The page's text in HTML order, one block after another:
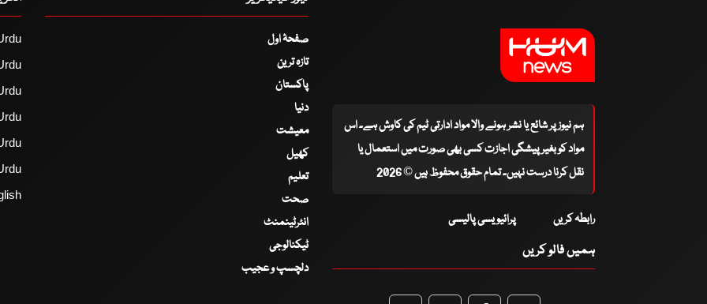
ہم نیوز پر شائع یا نشر ہونے والا مواد ادارتی ٹیم کی کاوش ہے۔ اس
مواد کو بغیر پیشگی اجازت کسی بھی صورت میں استعمال یا
نقل کرنا درست نہیں۔ تمام حقوق محفوظ ہیں © 2026
رابطہ کریں پرائیویسی پالیسی
ہمیں فالو کریں
صفحۂ اول
تازہ ترین
پاکستان
دنیا
معیشت
کھیل
تعلیم
صحت
انٹرٹینمنٹ
ٹیکنالوجی
دلچسپ و عجیب